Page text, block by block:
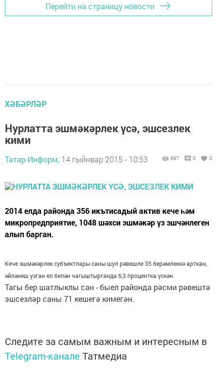
Перейти на страницу новости
ХӘБӘРЛӘР
Нурлатта эшмәкәрлек үсә, эшсезлек
кими
Татар-Информ, 14 гыйнвар 2015 - 10:53 897 0 0
2014 елда районда 356 икътисадый актив кече һәм
микропредприятие, 1048 шәхси эшмәкәр үз эшчәнлеген
алып барган.
Кече эшмәкәрлек субъектлары саны шул рәвешле 35 берәмлеккә арткан,
әйләнеш узган ел белән чагыштырганда 6,3 процентка үскән.
Тагы бер шатлыклы сан - быел районда рәсми рәвештә
эшсезләр саны 71 кешегә кимегән.
Следите за самым важным и интересным в
Telegram-канале Татмедиа